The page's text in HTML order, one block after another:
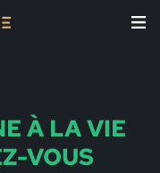
À LA VIE
VOUS